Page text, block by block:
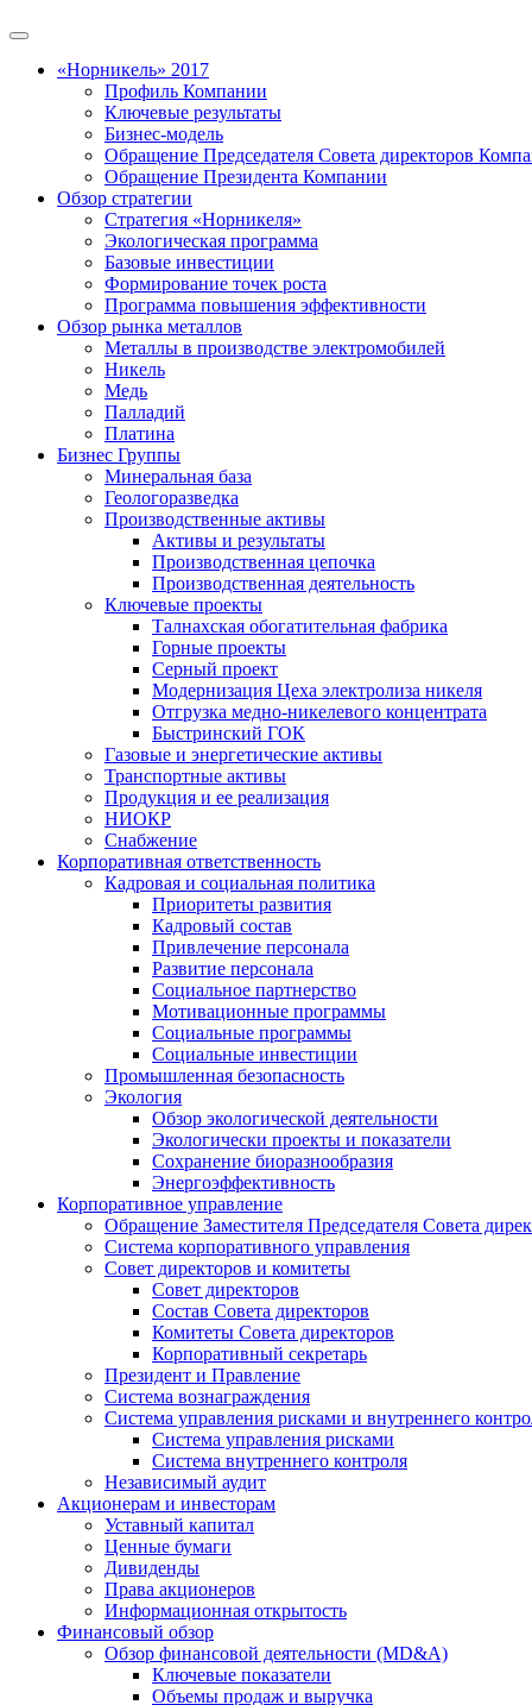
«Норникель» 2017
Профиль Компании
Ключевые результаты
Бизнес-модель
Обращение Председателя Совета директоров
Обращение Президента Компании
Обзор стратегии
Стратегия «Норникеля»
Экологическая программа
Базовые инвестиции
Формирование точек роста
Программа повышения эффективности
Обзор рынка металлов
Металлы в производстве электромобилей
Никель
Медь
Палладий
Платина
Бизнес Группы
Минеральная база
Геологоразведка
Производственные активы
Активы и результаты
Производственная цепочка
Производственная деятельность
Ключевые проекты
Талнахская обогатительная фабрика
Горные проекты
Серный проект
Модернизация Цеха электролиза никеля
Отгрузка медно-никелевого концентрата
Быстринский ГОК
Газовые и энергетические активы
Транспортные активы
Продукция и ее реализация
НИОКР
Снабжение
Корпоративная ответственность
Кадровая и социальная политика
Приоритеты развития
Кадровый состав
Привлечение персонала
Развитие персонала
Социальное партнерство
Мотивационные программы
Социальные программы
Социальные инвестиции
Промышленная безопасность
Экология
Обзор экологической деятельности
Экологически проекты и показатели
Сохранение биоразнообразия
Энергоэффективность
Корпоративное управление
Обращение Заместителя Председателя Совета
Система корпоративного управления
Совет директоров и комитеты
Совет директоров
Состав Совета директоров
Комитеты Совета директоров
Корпоративный секретарь
Президент и Правление
Система вознаграждения
Система управления рисками и внутреннего
Система управления рисками
Система внутреннего контроля
Независимый аудит
Акционерам и инвесторам
Уставный капитал
Ценные бумаги
Дивиденды
Права акционеров
Информационная открытость
Финансовый обзор
Обзор финансовой деятельности (MD&A)
Ключевые показатели
Объемы продаж и выручка